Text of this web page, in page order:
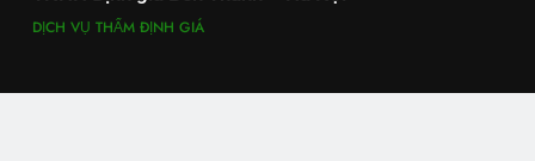
DỊCH VỤ THẨM ĐỊNH GIÁ